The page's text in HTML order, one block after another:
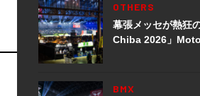
OTHERS
幕張メッセが熱狂
Chiba 2026」
BMX